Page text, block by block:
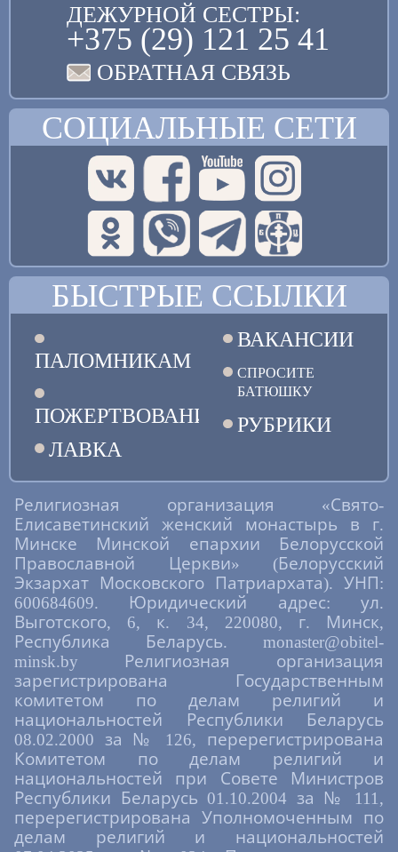
ДЕЖУРНОЙ СЕСТРЫ:
+375 (29) 121 25 41
ОБРАТНАЯ СВЯЗЬ
СОЦИАЛЬНЫЕ СЕТИ
БЫСТРЫЕ ССЫЛКИ
ПАЛОМНИКАМ
ПОЖЕРТВОВАНИЯ
ЛАВКА
ВАКАНСИИ
СПРОСИТЕ
БАТЮШКУ
РУБРИКИ
Религиозная организация «Свято-
Елисаветинский женский монастырь в г.
Минске Минской епархии Белорусской
Православной Церкви» (Белорусский
Экзархат Московского Патриархата). УНП:
600684609. Юридический адрес: ул.
Выготского, 6, к. 34, 220080, г. Минск,
Республика Беларусь. monaster@obitel-
minsk.by Религиозная организация
зарегистрирована Государственным
комитетом по делам религий и
национальностей Республики Беларусь
08.02.2000 за № 126, перерегистрирована
Комитетом по делам религий и
национальностей при Совете Министров
Республики Беларусь 01.10.2004 за № 111,
перерегистрирована Уполномоченным по
делам религий и национальностей